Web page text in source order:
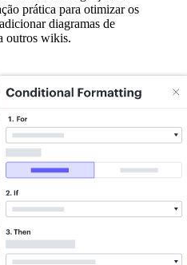
prática para otimizar os
diagramas de
outros wikis.